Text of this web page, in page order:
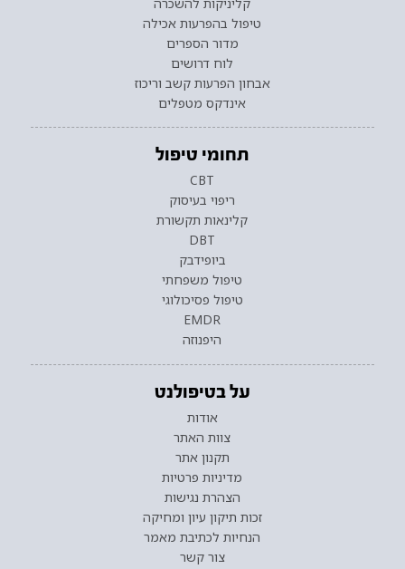
טיפול בהפרעות אכילה
מדור הספרים
לוח דרושים
אבחון הפרעות קשב וריכוז
אינדקס מטפלים
תחומי טיפול
CBT
ריפוי בעיסוק
קלינאות תקשורת
DBT
ביופידבק
טיפול משפחתי
טיפול פסיכולוגי
EMDR
היפנוזה
על בטיפולנט
אודות
צוות האתר
תקנון אתר
מדיניות פרטיות
הצהרת נגישות
זכות תיקון עיון ומחיקה
הנחיות לכתיבת מאמר
צור קשר